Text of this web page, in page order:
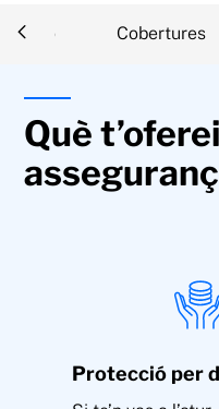
Cobertures
Què
Protecció per